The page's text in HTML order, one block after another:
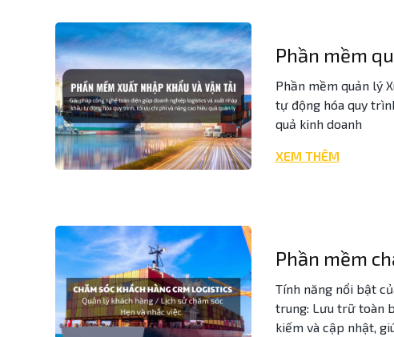
Phần mềm
Phần mềm quản lý
tự động hóa quy
quả kinh doanh
XEM THÊM
Phần mềm
Tính năng nổi bật
trung: Lưu trữ toàn
kiếm và cập nhật,